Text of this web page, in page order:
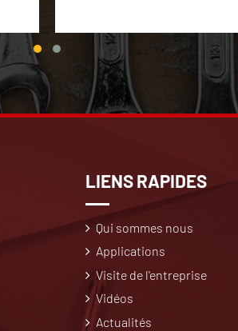
LIENS RAPIDES
Qui sommes nous
Applications
Visite de l'entreprise
Vidéos
Actualités